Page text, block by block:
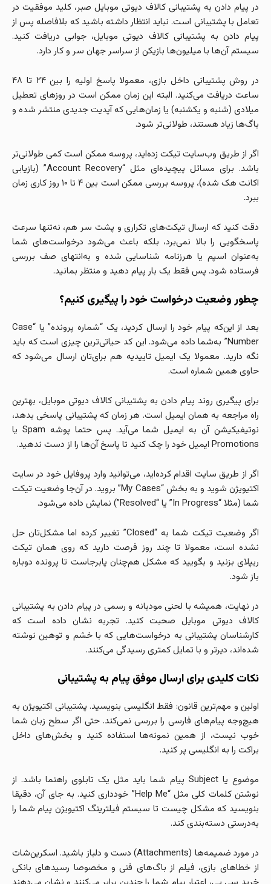
در پیام دادن به پشتیبانی کالاف دیوتی موبایل صبر، کلید موفقیت در
تعامل با پشتیبانی است. نباید انتظار داشته باشید که بلافاصله پس از
پیام دادن به پشتیبانی کالاف دیوتی موبایل، جوابی دریافت کنید.
سیستم آن‌ها با میلیون‌ها بازیکن از سراسر جهان سر و کار دارد.
در روش پشتیبانی داخل بازی، معمولا پاسخ اولیه را بین ۲۴ تا ۴۸
ساعت دریافت می‌کنید. البته این زمان ممکن است در روزهای تعطیل
میلادی (شنبه و یکشنبه) یا زمان‌هایی که آپدیت جدیدی منتشر شده و
باگ‌ها زیاد هستند، طولانی‌تر شود.
اگر از طریق وب‌سایت تیکت زده‌اید، پروسه ممکن است کمی طولانی‌تر
باشد. برای مسائل پیچیده‌ای مثل “Account Recovery” (بازیابی
اکانت هک شده)، پروسه بررسی ممکن است بین ۴ تا ۱۰ روز کاری زمان
ببرد.
دقت کنید که ارسال تیکت‌های تکراری و پشت سر هم، نه‌تنها سرعت
پاسخگویی را بالا نمی‌برد، بلکه باعث می‌شود درخواست‌های شما
به‌عنوان اسپم یا هرزنامه شناسایی شده و به‌انتهای صف بررسی
فرستاده شود. پس فقط یک بار پیام دهید و منتظر بمانید.
چطور وضعیت درخواست خود را پیگیری کنیم؟
بعد از این‌که پیام خود را ارسال کردید، یک “شماره پرونده” یا “Case
Number” به‌شما داده می‌شود. این کد حیاتی‌ترین چیزی است که باید
نگه دارید. معمولا یک ایمیل تاییدیه هم برای‌تان ارسال می‌شود که
حاوی همین شماره است.
برای پیگیری روند پیام دادن به پشتیبانی کالاف دیوتی موبایل، بهترین
راه مراجعه به همان ایمیل است. هر زمان که پشتیبانی پاسخی بدهد،
نوتیفیکیشن آن به ایمیل شما می‌آید. پس حتما پوشه Spam یا
Promotions ایمیل خود را چک کنید تا پاسخ آن‌ها را از دست ندهید.
اگر از طریق سایت اقدام کرده‌اید، می‌توانید وارد پروفایل خود در سایت
اکتیویژن شوید و به بخش “My Cases” بروید. در آن‌جا وضعیت تیکت
شما (مثلا “In Progress” یا “Resolved”) نمایش داده می‌شود.
اگر وضعیت تیکت شما به “Closed” تغییر کرده اما مشکل‌تان حل
نشده است، معمولا تا چند روز فرصت دارید که روی همان تیکت
ریپلای بزنید و بگویید که مشکل هم‌چنان پابرجاست تا پرونده دوباره
باز شود.
در نهایت، همیشه با لحنی مودبانه و رسمی در پیام دادن به پشتیبانی
کالاف دیوتی موبایل صحبت کنید. تجربه نشان داده است که
کارشناسان پشتیبانی به درخواست‌هایی که با خشم و توهین نوشته
شده‌اند، دیرتر و با تمایل کمتری رسیدگی می‌کنند.
نکات کلیدی برای ارسال موفق پیام به پشتیبانی
اولین و مهم‌ترین قانون: فقط انگلیسی بنویسید. پشتیبانی اکتیویژن به
هیچ‌وجه پیام‌های فارسی را بررسی نمی‌کند. حتی اگر سطح زبان شما
خوب نیست، از همین نمونه‌ها استفاده کنید و بخش‌های داخل
براکت را به انگلیسی پر کنید.
موضوع یا Subject پیام شما باید مثل یک تابلوی راهنما باشد. از
نوشتن کلمات کلی مثل “Help Me” خودداری کنید. به جای آن، دقیقا
بنویسید که مشکل چیست تا سیستم فیلترینگ اکتیویژن پیام شما را
به‌درستی دسته‌بندی کند.
در مورد ضمیمه‌ها (Attachments) دست و دلباز باشید. اسکرین‌شات
از خطاهای بازی، فیلم از باگ‌های فنی و مخصوصا رسیدهای بانکی